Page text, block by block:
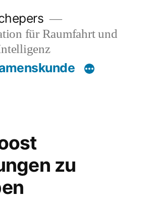
für Raumfahrt und
zu